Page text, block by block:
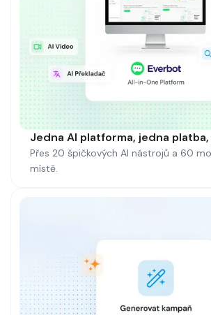
Jedna AI platforma, jedna
Přes 20 špičkových AI nástrojů a 60
místě.